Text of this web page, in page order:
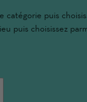
catégorie puis
puis choisissez